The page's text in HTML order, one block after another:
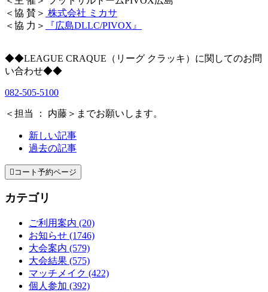
＜協 賛＞ 株式会社 ミカサ
＜協 力＞
『広島DLLC/PIVOX』
◆◆LEAGUE CRAQUE（リーグ クラッキ）に関してのお問
い合わせ◆◆
082-505-5100
＜担当 ： 内藤＞までお願いします。
新しい記事
過去の記事
 コート予約ページ
カテゴリ
ご利用案内 (20)
お知らせ (1746)
大会案内 (579)
大会結果 (575)
マッチメイク (422)
個人参加 (392)